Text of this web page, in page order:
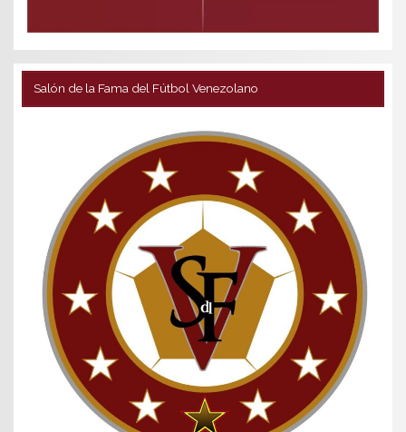
Salón de la Fama del Fútbol Venezolano